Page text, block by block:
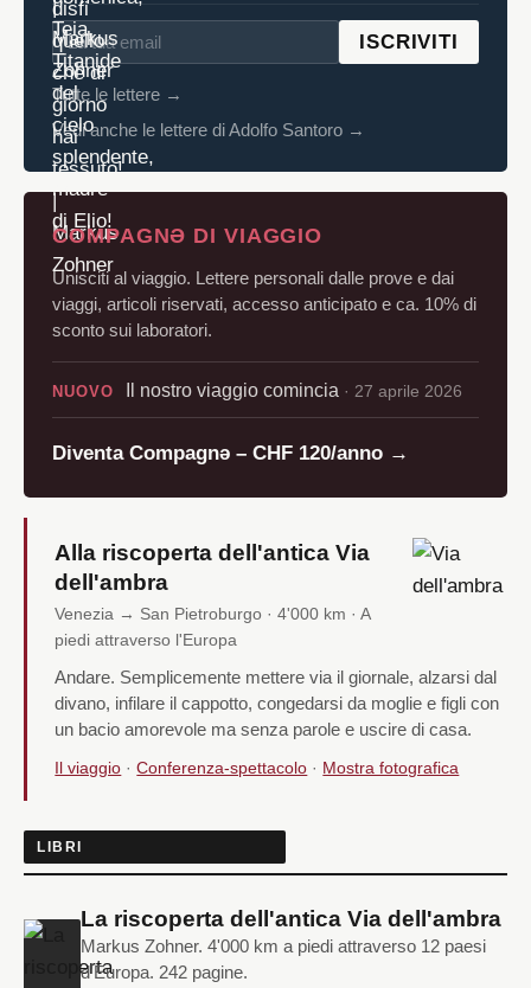
ISCRIVITI
Tutte le lettere →
Vedi anche le lettere di Adolfo Santoro →
COMPAGNƏ DI VIAGGIO
Unisciti al viaggio. Lettere personali dalle prove e dai
viaggi, articoli riservati, accesso anticipato e ca. 10% di
sconto sui laboratori.
NUOVO Il nostro viaggio comincia · 27 aprile 2026
Diventa Compagnə – CHF 120/anno →
Alla riscoperta dell'antica Via
dell'ambra
Venezia → San Pietroburgo · 4'000 km · A
piedi attraverso l'Europa
Andare. Semplicemente mettere via il giornale, alzarsi dal
divano, infilare il cappotto, congedarsi da moglie e figli con
un bacio amorevole ma senza parole e uscire di casa.
Il viaggio ·Conferenza-spettacolo · Mostra fotografica
LIBRI
La riscoperta dell'antica Via dell'ambra
Markus Zohner. 4'000 km a piedi attraverso 12 paesi
d'Europa. 242 pagine.